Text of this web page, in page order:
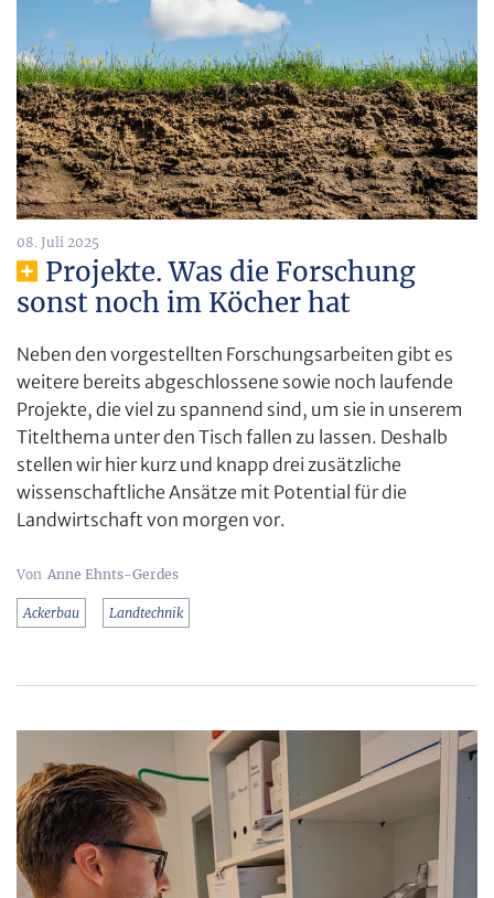
08. Juli 2025
Projekte. Was die Forschung
sonst noch im Köcher hat
Neben den vorgestellten Forschungsarbeiten gibt es
weitere bereits abgeschlossene sowie noch laufende
Projekte, die viel zu spannend sind, um sie in unserem
Titelthema unter den Tisch fallen zu lassen. Deshalb
stellen wir hier kurz und knapp drei zusätzliche
wissenschaftliche Ansätze mit Potential für die
Landwirtschaft von morgen vor.
Anne Ehnts-Gerdes
Ackerbau Landtechnik